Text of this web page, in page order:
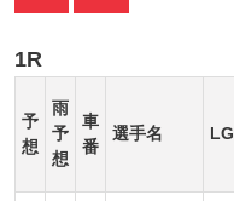
1R
予
想
雨
予
想
車
番
選手名 LG